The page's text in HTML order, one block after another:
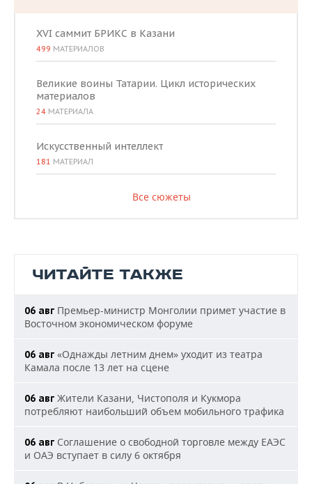
XVI саммит БРИКС в Казани
499 МАТЕРИАЛОВ
Великие воины Татарии. Цикл исторических
материалов
24 МАТЕРИАЛА
Искусственный интеллект
181 МАТЕРИАЛ
Все сюжеты
ЧИТАЙТЕ ТАКЖЕ
06 авг Премьер-министр Монголии примет участие в
Восточном экономическом форуме
06 авг «Однажды летним днем» уходит из театра
Камала после 13 лет на сцене
06 авг Жители Казани, Чистополя и Кукмора
потребляют наибольший объем мобильного трафика
06 авг Соглашение о свободной торговле между ЕАЭС
и ОАЭ вступает в силу 6 октября